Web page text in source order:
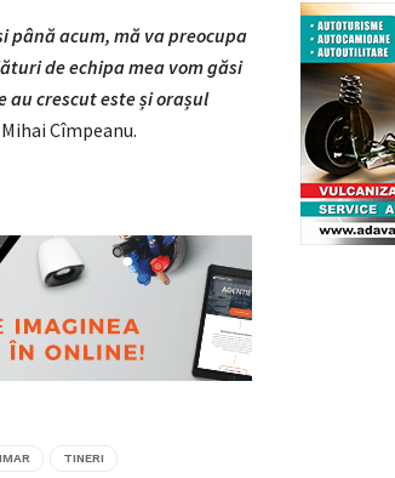
până acum, mă va preocupa
de echipa mea vom găsi
au crescut este și orașul
Cîmpeanu.
TINERI